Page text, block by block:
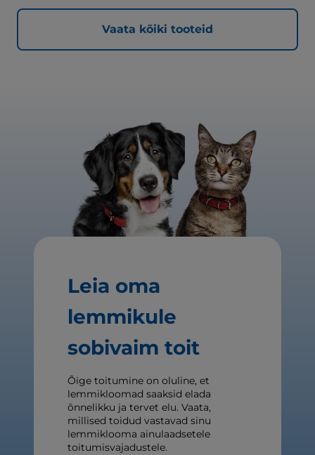
Vaata kõiki tooteid
Leia oma
lemmikule
sobivaim toit
Õige toitumine on oluline, et
lemmikloomad saaksid elada
õnnelikku ja tervet elu. Vaata,
millised toidud vastavad sinu
lemmiklooma ainulaadsetele
toitumisvajadustele.